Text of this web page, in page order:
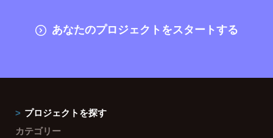
あなたのプロジェクトをスタートする
プロジェクトを探す
カテゴリー